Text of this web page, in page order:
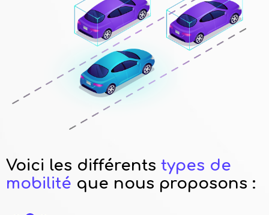
Voici les différents types de
mobilité que nous proposons :